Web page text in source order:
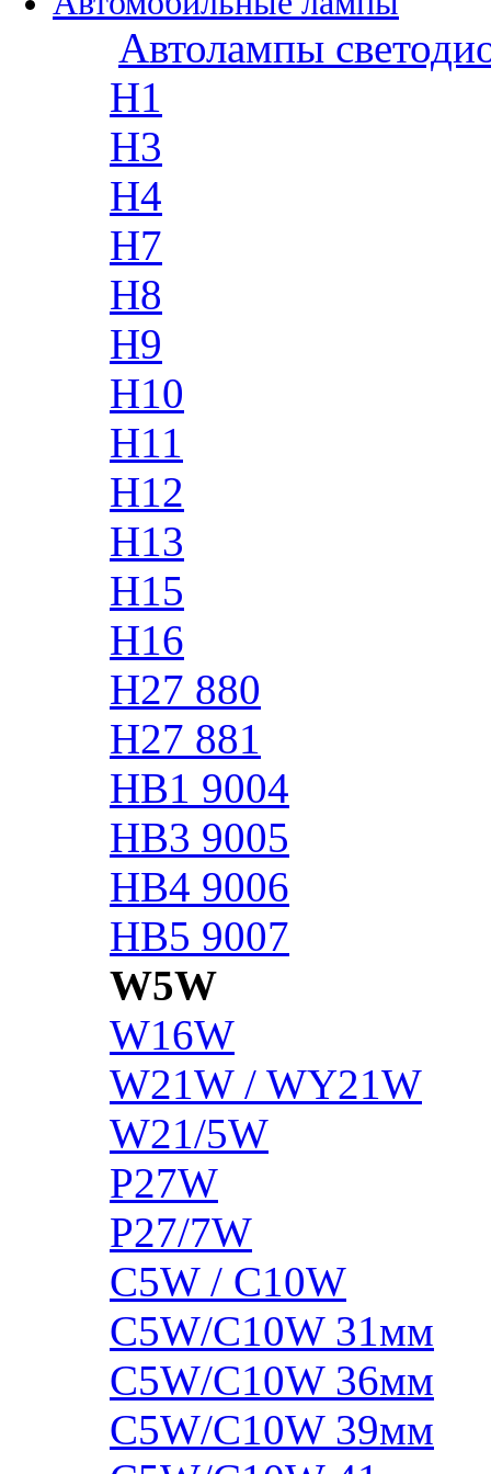
Автолампы
H1
H3
H4
H7
H8
H9
H10
H11
H12
H13
H15
H16
H27 880
H27 881
HB1 9004
HB3 9005
HB4 9006
HB5 9007
W5W
W16W
W21W / WY21W
W21/5W
P27W
P27/7W
C5W / C10W
C5W/C10W 31мм
C5W/C10W 36мм
C5W/C10W 39мм